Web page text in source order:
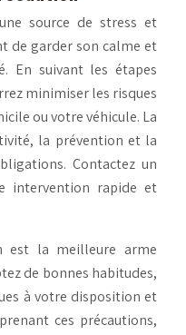
source de stress et
de garder son calme et
En suivant les étapes
minimiser les risques
ou votre véhicule. La
la prévention et la
Contactez un
intervention rapide et
est la meilleure arme
de bonnes habitudes,
à votre disposition et
ces précautions,